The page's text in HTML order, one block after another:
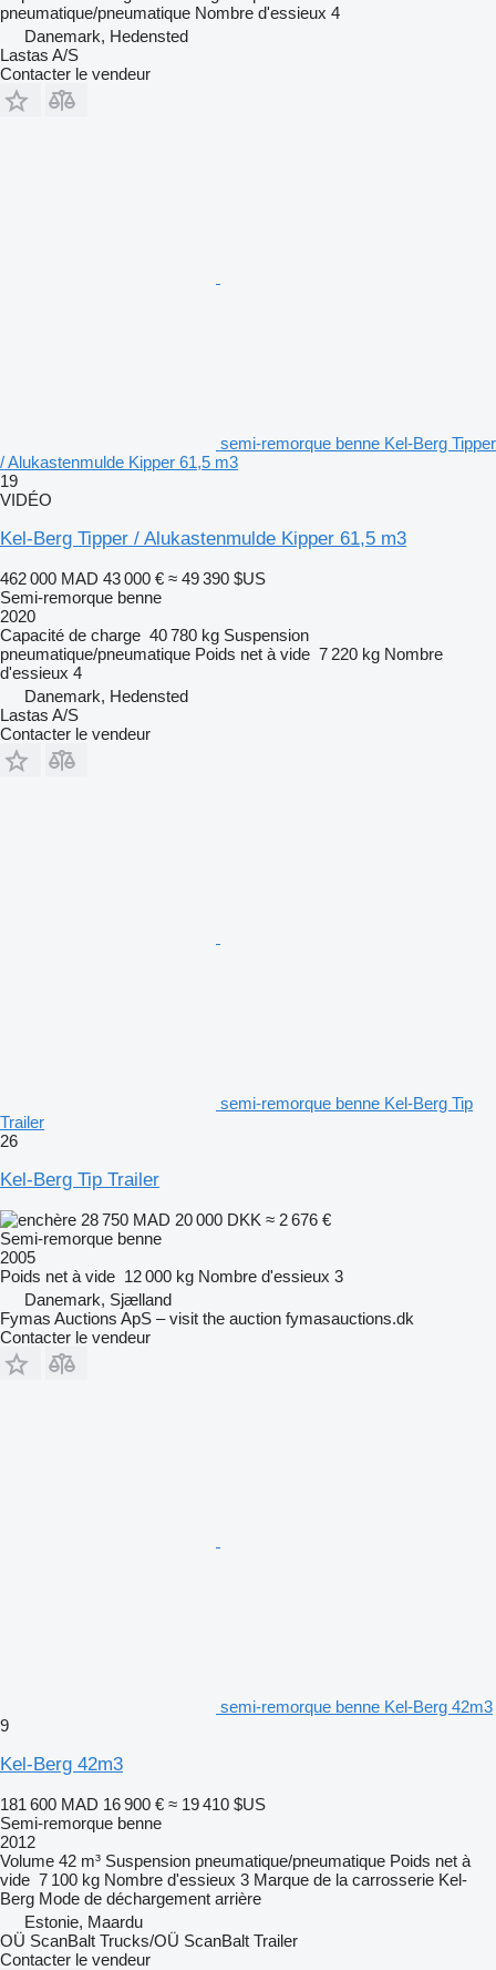
pneumatique/pneumatique Nombre d'essieux 4
Danemark, Hedensted
Lastas A/S
Contacter le vendeur
semi-remorque benne Kel-Berg Tipper
/ Alukastenmulde Kipper 61,5 m3
19
VIDÉO
Kel-Berg Tipper / Alukastenmulde Kipper 61,5 m3
462 000 MAD 43 000 € ≈ 49 390 $US
Semi-remorque benne
2020
Capacité de charge 40 780 kg Suspension
pneumatique/pneumatique Poids net à vide 7 220 kg Nombre
d'essieux 4
Danemark, Hedensted
Lastas A/S
Contacter le vendeur
semi-remorque benne Kel-Berg Tip
Trailer
26
Kel-Berg Tip Trailer
28 750 MAD 20 000 DKK ≈ 2 676 €
Semi-remorque benne
2005
Poids net à vide 12 000 kg Nombre d'essieux 3
Danemark, Sjælland
Fymas Auctions ApS – visit the auction fymasauctions.dk
Contacter le vendeur
semi-remorque benne Kel-Berg 42m3
9
Kel-Berg 42m3
181 600 MAD 16 900 € ≈ 19 410 $US
Semi-remorque benne
2012
Volume 42 m³ Suspension pneumatique/pneumatique Poids net à
vide 7 100 kg Nombre d'essieux 3 Marque de la carrosserie Kel-
Berg Mode de déchargement arrière
Estonie, Maardu
OÜ ScanBalt Trucks/OÜ ScanBalt Trailer
Contacter le vendeur